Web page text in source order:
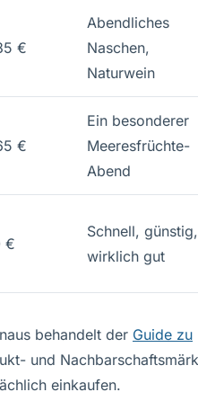
€
Abendliches
Naschen,
Naturwein
€
Ein besonderer
Meeresfrüchte-
Abend
€
Schnell, günstig,
wirklich gut
behandelt der Guide zu
und
einkaufen.